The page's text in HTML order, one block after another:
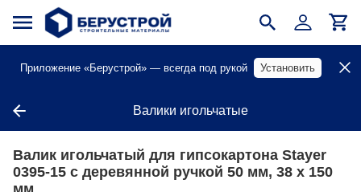
Приложение «Берустрой» — всегда под рукой Установить
Валики игольчатые
Валик игольчатый для гипсокартона Stayer
0395-15 с деревянной ручкой 50 мм, 38 х 150
мм